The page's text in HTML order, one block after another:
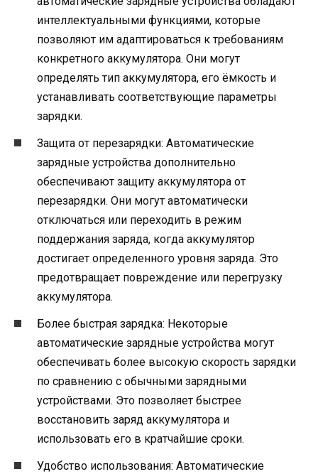
интеллектуальными функциями, которые
позволяют им адаптироваться к требованиям
конкретного аккумулятора. Они могут
определять тип аккумулятора, его ёмкость и
устанавливать соответствующие параметры
зарядки.
Защита от перезарядки: Автоматические
зарядные устройства дополнительно
обеспечивают защиту аккумулятора от
перезарядки. Они могут автоматически
отключаться или переходить в режим
поддержания заряда, когда аккумулятор
достигает определенного уровня заряда. Это
предотвращает повреждение или перегрузку
аккумулятора.
Более быстрая зарядка: Некоторые
автоматические зарядные устройства могут
обеспечивать более высокую скорость зарядки
по сравнению с обычными зарядными
устройствами. Это позволяет быстрее
восстановить заряд аккумулятора и
использовать его в кратчайшие сроки.
Удобство использования: Автоматические